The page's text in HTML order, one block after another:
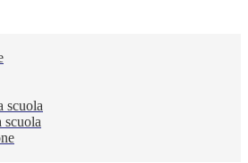
scuola
scuola